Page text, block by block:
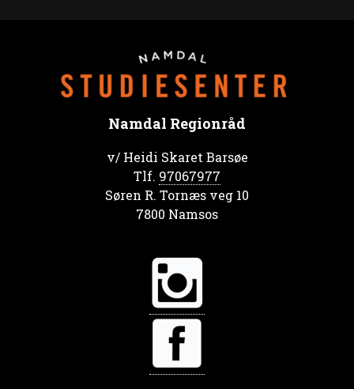
Namdal Regionråd
v/ Heidi Skaret Barsøe
Tlf. 97067977
Søren R. Tornæs veg 10
7800 Namsos